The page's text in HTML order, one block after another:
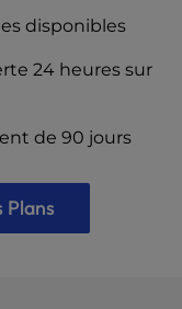
disponibles
24 heures sur
de 90 jours
Plans